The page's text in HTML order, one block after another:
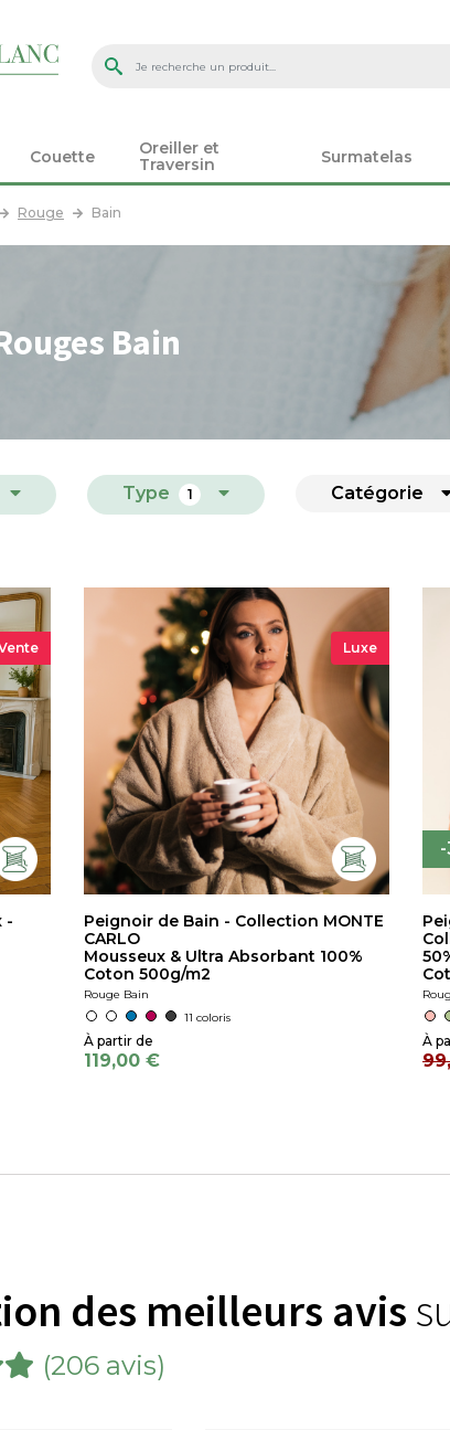
Couette
Oreiller et
Traversin
Surmatelas
Rouge Bain
Bain
Type 1 Catégorie
-
Luxe
Peignoir de Bain - Collection MONTE
CARLO
Mousseux & Ultra Absorbant 100%
Coton 500g/m2
Rouge Bain
11 coloris
119,00 €
des meilleurs avis
(206 avis)